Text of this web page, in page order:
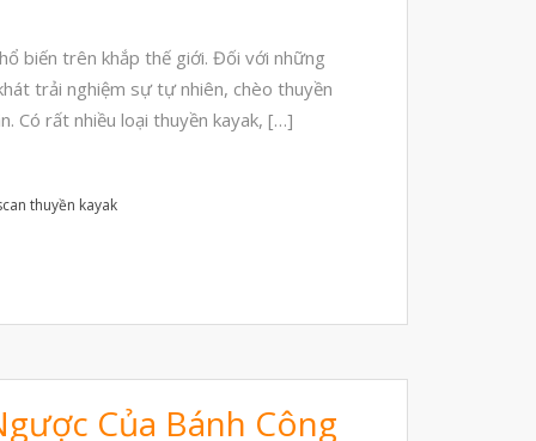
Tháng Mười Một 2025
Tháng Mười 2025
Tháng Hai 2025
Tháng Một 2025
biến trên khắp thế giới. Đối với những
trải nghiệm sự tự nhiên, chèo thuyền
Có rất nhiều loại thuyền kayak, […]
thuyền kayak
Của Bánh Công